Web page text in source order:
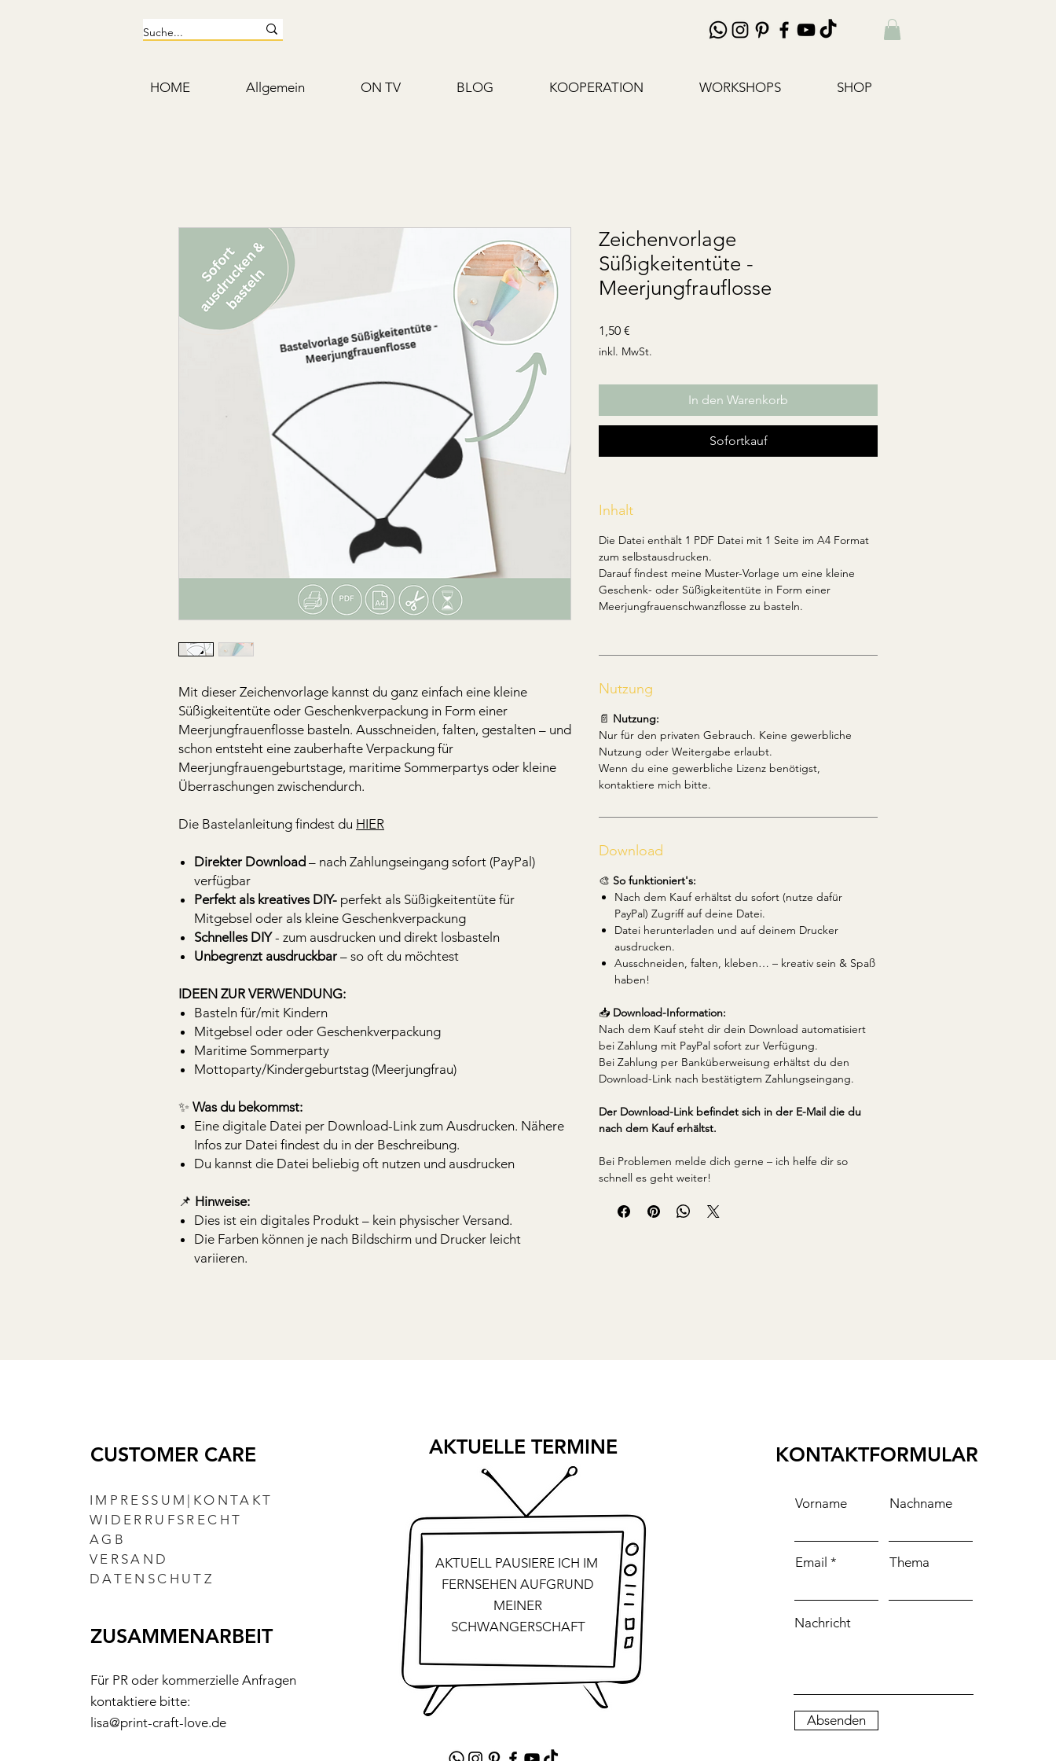
HOME Allgemein ON TV BLOG KOOPERATION WORKSHOPS SHOP
Mit dieser Zeichenvorlage kannst du ganz einfach eine kleine
Süßigkeitentüte oder Geschenkverpackung in Form einer
Meerjungfrauenflosse basteln. Ausschneiden, falten, gestalten – und
schon entsteht eine zauberhafte Verpackung für
Meerjungfrauengeburtstage, maritime Sommerpartys oder kleine
Überraschungen zwischendurch.
Die Bastelanleitung findest du HIER
Direkter Download – nach Zahlungseingang sofort (PayPal)
verfügbar
Perfekt als kreatives DIY- perfekt als Süßigkeitentüte für
Mitgebsel oder als kleine Geschenkverpackung
Schnelles DIY- zum ausdrucken und direkt losbasteln
Unbegrenzt ausdruckbar – so oft du möchtest
IDEEN ZUR VERWENDUNG:
Basteln für/mit Kindern
Mitgebsel oder oder Geschenkverpackung
Maritime Sommerparty
Mottoparty/Kindergeburtstag (Meerjungfrau)
✨ Was du bekommst:
Eine digitale Datei per Download-Link zum Ausdrucken. Nähere
Infos zur Datei findest du in der Beschreibung.
Du kannst die Datei beliebig oft nutzen und ausdrucken
📌 Hinweise:
Dies ist ein digitales Produkt – kein physischer Versand.
Die Farben können je nach Bildschirm und Drucker leicht
variieren.
Zeichenvorlage
Süßigkeitentüte -
Meerjungfrauflosse
1,50 €
inkl. MwSt.
In den Warenkorb
Sofortkauf
Inhalt
Die Datei enthält 1 PDF Datei mit 1 Seite im A4 Format
zum selbstausdrucken.
Darauf findest meine Muster-Vorlage um eine kleine
Geschenk- oder Süßigkeitentüte in Form einer
Meerjungfrauenschwanzflosse zu basteln.
Nutzung
📄 Nutzung:
Nur für den privaten Gebrauch. Keine gewerbliche
Nutzung oder Weitergabe erlaubt.
Wenn du eine gewerbliche Lizenz benötigst,
kontaktiere mich bitte.
Download
🎨 So funktioniert's:
Nach dem Kauf erhältst du sofort (nutze dafür
PayPal) Zugriff auf deine Datei.
Datei herunterladen und auf deinem Drucker
ausdrucken.
Ausschneiden, falten, kleben… – kreativ sein & Spaß
haben!
📥 Download-Information:
Nach dem Kauf steht dir dein Download automatisiert
bei Zahlung mit PayPal sofort zur Verfügung.
Bei Zahlung per Banküberweisung erhältst du den
Download-Link nach bestätigtem Zahlungseingang.
Der Download-Link befindet sich in der E-Mail die du
nach dem Kauf erhältst.
Bei Problemen melde dich gerne – ich helfe dir so
schnell es geht weiter!
CUSTOMER CARE
IMPRESSUM|KONTAKT
WIDERRUFSRECHT
AGB
VERSAND
DATENSCHUTZ
ZUSAMMENARBEIT
Für PR oder kommerzielle Anfragen
kontaktiere bitte:
lisa@print-craft-love.de
AKTUELL PAUSIERE ICH IM
FERNSEHEN AUFGRUND
MEINER
SCHWANGERSCHAFT
AKTUELLE TERMINE KONTAKTFORMULAR
Vorname Nachname
Email Thema
Nachricht
Absenden